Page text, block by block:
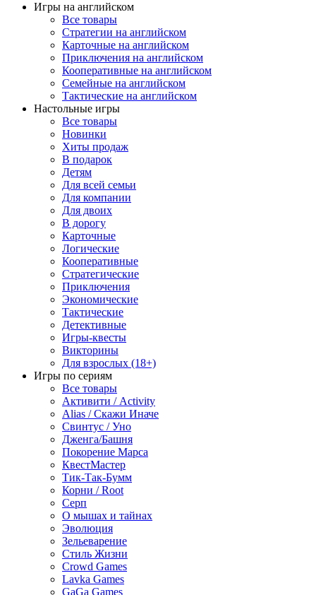
Игры на английском
Все товары
Стратегии на английском
Карточные на английском
Приключения на английском
Кооперативные на английском
Семейные на английском
Тактические на английском
Настольные игры
Все товары
Новинки
Хиты продаж
В подарок
Детям
Для всей семьи
Для компании
Для двоих
В дорогу
Карточные
Логические
Кооперативные
Стратегические
Приключения
Экономические
Тактические
Детективные
Игры-квесты
Викторины
Для взрослых (18+)
Игры по сериям
Все товары
Активити / Activity
Alias / Скажи Иначе
Свинтус / Уно
Дженга/Башня
Покорение Марса
КвестМастер
Тик-Так-Бумм
Корни / Root
Серп
О мышах и тайнах
Эволюция
Зельеварение
Стиль Жизни
Crowd Games
Lavka Games
GaGa Games